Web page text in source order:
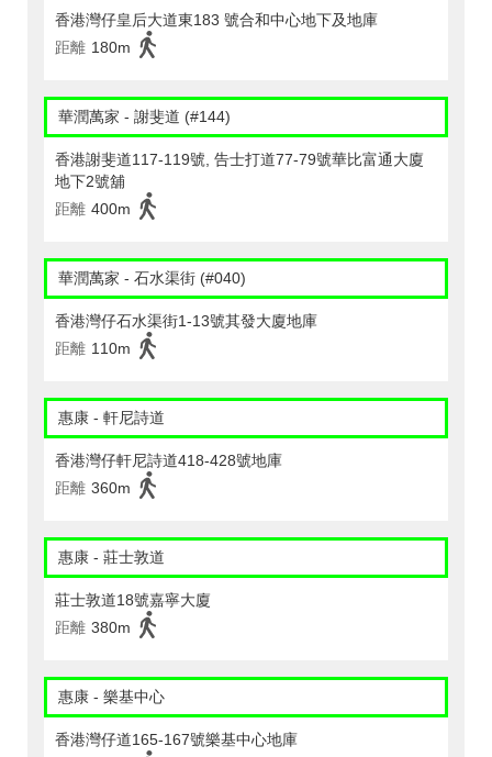
香港灣仔皇后大道東183 號合和中心地下及地庫
距離 180m
華潤萬家 - 謝斐道 (#144)
香港謝斐道117-119號, 告士打道77-79號華比富通大廈
地下2號舖
距離 400m
華潤萬家 - 石水渠街 (#040)
香港灣仔石水渠街1-13號其發大廈地庫
距離 110m
惠康 - 軒尼詩道
香港灣仔軒尼詩道418-428號地庫
距離 360m
惠康 - 莊士敦道
莊士敦道18號嘉寧大廈
距離 380m
惠康 - 樂基中心
香港灣仔道165-167號樂基中心地庫